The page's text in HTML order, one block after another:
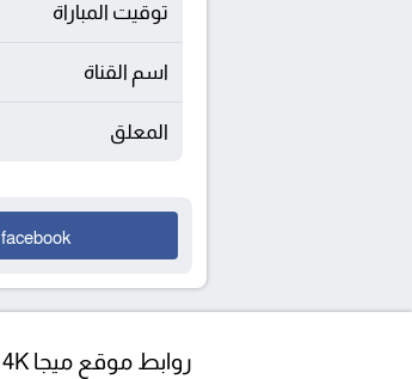
توقيت المباراة
اسم القناة
المعلق
facebook
روابط موقع ميجا 4K